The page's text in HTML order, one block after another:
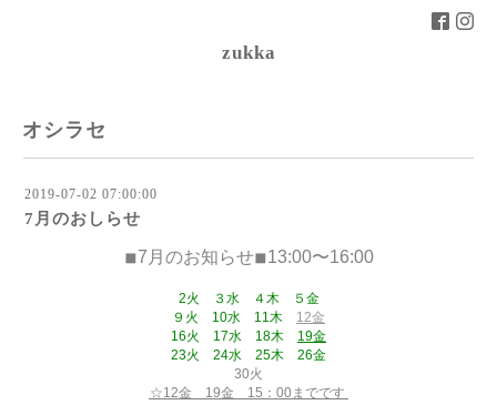
zukka
オシラセ
2019-07-02 07:00:00
7月のおしらせ
◾︎7月のお知らせ◾︎13:00〜16:00
2火 ３水 ４木 ５金
９火 10水 11木 12金
16火 17水 18木 19金
23火 24水 25木 26金
30火
☆12金 19金 15：00までです